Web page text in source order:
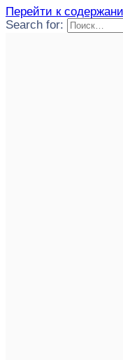
Перейти к
Search for: